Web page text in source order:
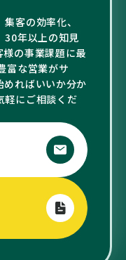
客の効率化、
30年以上の知見
様の事業課題に最
富な営業がサ
めればいいか分か
軽にご相談くだ